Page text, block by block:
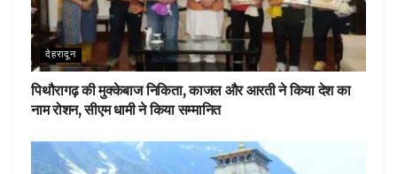
देहरादून
पिथौरागढ़ की मुक्केबाज निकिता, काजल और आरती ने किया देश का
नाम रोशन, सीएम धामी ने किया सम्मानित